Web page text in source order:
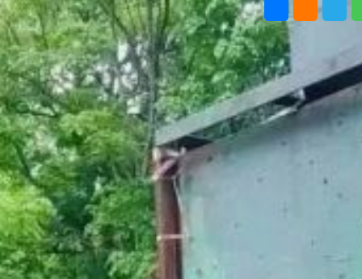
гражданской защите
В селе Сикачи-Алян
Хабаровского района
проходят краевые
соревнования юных
спасателей (6+),
сообщает официальный
канал Комитета
Правительства
Хабаровского края
по гражданской защите.
Школьники доказывают
свою готовность
к чрезвычайным
ситуациям.
Участники уже
продемонстрировали
физическую подготовку,